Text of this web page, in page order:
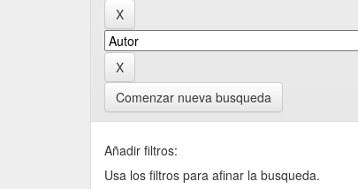
Comenzar nueva busqueda
Añadir filtros:
Usa los filtros para afinar la busqueda.